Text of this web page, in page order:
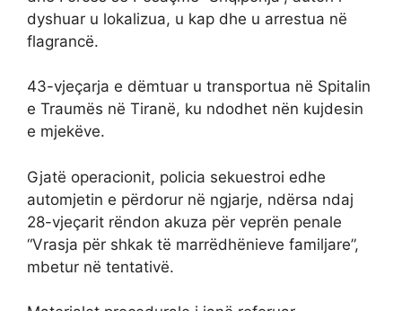
dyshuar u lokalizua, u kap dhe u arrestua në
flagrancë.
43-vjeçarja e dëmtuar u transportua në Spitalin
e Traumës në Tiranë, ku ndodhet nën kujdesin
e mjekëve.
Gjatë operacionit, policia sekuestroi edhe
automjetin e përdorur në ngjarje, ndërsa ndaj
28-vjeçarit rëndon akuza për veprën penale
“Vrasja për shkak të marrëdhënieve familjare”,
mbetur në tentativë.